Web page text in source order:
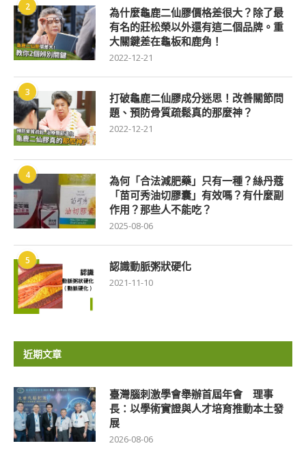
2
為什麼龜鹿二仙膠價格差很大？除了最
有名的莊松榮以外還有這二個品牌。重
大關鍵差在龜板和鹿角！
2022-12-21
3
打破龜鹿二仙膠成分迷思！改善關節問
題、預防骨質疏鬆真的那麼神？
2022-12-21
4
為何「合法減肥藥」只有一種？絲丹蔻
「苗可秀油切膠囊」有效嗎？有什麼副
作用？那些人不能吃？
2025-08-06
5 認識動脈粥狀硬化
2021-11-10
近期文章
臺灣腦刺激學會舉辦首屆年會 理事
長：以學術實證與人才培育推動本土發
展
2026-08-06